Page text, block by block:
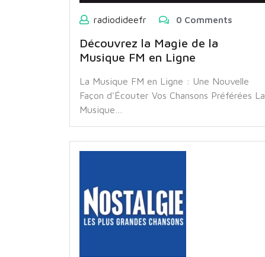
radiodideefr 0 Comments
Découvrez la Magie de la
Musique FM en Ligne
La Musique FM en Ligne : Une Nouvelle
Façon d'Écouter Vos Chansons Préférées La
Musique…